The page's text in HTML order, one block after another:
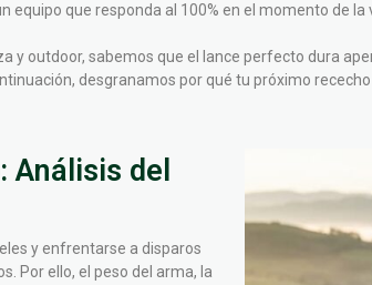
equipo que responda al 100% en el momento de la
y outdoor, sabemos que el lance perfecto dura
desgranamos por qué tu próximo
Análisis del
y enfrentarse a disparos
Por ello, el peso del arma, la